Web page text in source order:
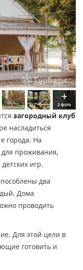
2 фото
загородный клуб
насладиться
города. На
проживания,
игр.
два
Дома
проводить
Для этой цели в
готовить и